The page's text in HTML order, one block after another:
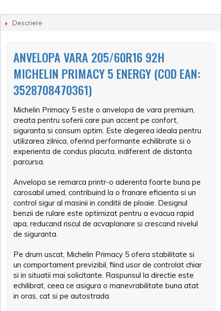
Descriere
ANVELOPA VARA 205/60R16 92H
MICHELIN PRIMACY 5 ENERGY (COD EAN:
3528708470361)
Michelin Primacy 5 este o anvelopa de vara premium,
creata pentru soferii care pun accent pe confort,
siguranta si consum optim. Este alegerea ideala pentru
utilizarea zilnica, oferind performante echilibrate si o
experienta de condus placuta, indiferent de distanta
parcursa.
Anvelopa se remarca printr-o aderenta foarte buna pe
carosabil umed, contribuind la o franare eficienta si un
control sigur al masinii in conditii de ploaie. Designul
benzii de rulare este optimizat pentru a evacua rapid
apa, reducand riscul de acvaplanare si crescand nivelul
de siguranta.
Pe drum uscat, Michelin Primacy 5 ofera stabilitate si
un comportament previzibil, fiind usor de controlat chiar
si in situatii mai solicitante. Raspunsul la directie este
echilibrat, ceea ce asigura o manevrabilitate buna atat
in oras, cat si pe autostrada.